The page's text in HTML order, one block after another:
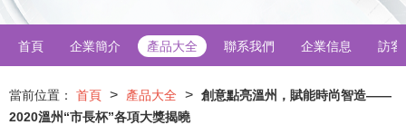
首頁 企業簡介 產品大全 聯系我們 企業信息 訪客
當前位置： 首頁 > 產品大全 > 創意點亮溫州，賦能時尚智造——
2020溫州“市長杯”各項大獎揭曉